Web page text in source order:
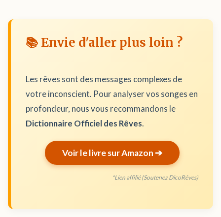
📚 Envie d'aller plus loin ?
Les rêves sont des messages complexes de
votre inconscient. Pour analyser vos songes en
profondeur, nous vous recommandons le
Dictionnaire Officiel des Rêves.
Voir le livre sur Amazon ➔
*Lien affilié (Soutenez DicoRêves)